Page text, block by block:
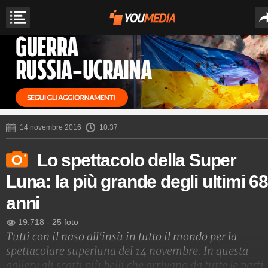
14 novembre 2016 10:37
Lo spettacolo della Super
Luna: la più grande degli ultimi 68
anni
19.718 - 25 foto
Tutti con il naso all'insù in tutto il mondo per la
spettacolare superluna del 14 novembre. In questa
gallery gli scatti più belli che arrivano da tutte le parti